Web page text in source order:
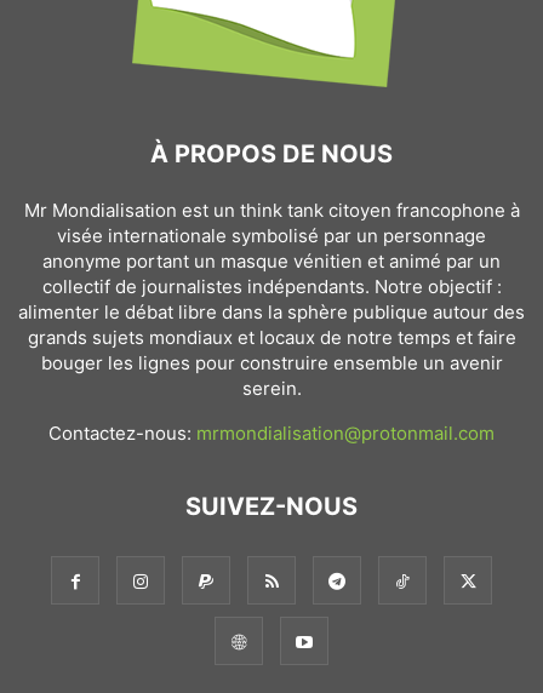
À PROPOS DE NOUS
Mr Mondialisation est un think tank citoyen francophone à
visée internationale symbolisé par un personnage
anonyme portant un masque vénitien et animé par un
collectif de journalistes indépendants. Notre objectif :
alimenter le débat libre dans la sphère publique autour des
grands sujets mondiaux et locaux de notre temps et faire
bouger les lignes pour construire ensemble un avenir
serein.
Contactez-nous: mrmondialisation@protonmail.com
SUIVEZ-NOUS